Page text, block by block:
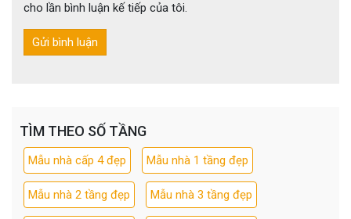
cho lần bình luận kế tiếp của tôi.
TÌM THEO SỐ TẦNG
Mẫu nhà cấp 4 đẹp Mẫu nhà 1 tầng đẹp
Mẫu nhà 2 tầng đẹp Mẫu nhà 3 tầng đẹp